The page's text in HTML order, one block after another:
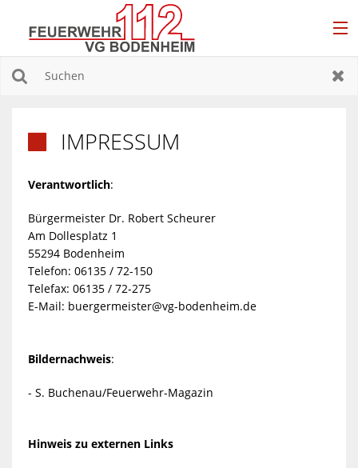
EINSÄTZE
EINHEITEN
JUGENDFEUERWEHR
FÖRDERVEREINE
IMPRESSUM
Verantwortlich:
Bürgermeister Dr. Robert Scheurer
Am Dollesplatz 1
55294 Bodenheim
Telefon: 06135 / 72-150
Telefax: 06135 / 72-275
E-Mail: buergermeister@vg-bodenheim.de
Bildernachweis:
- S. Buchenau/Feuerwehr-Magazin
Hinweis zu externen Links